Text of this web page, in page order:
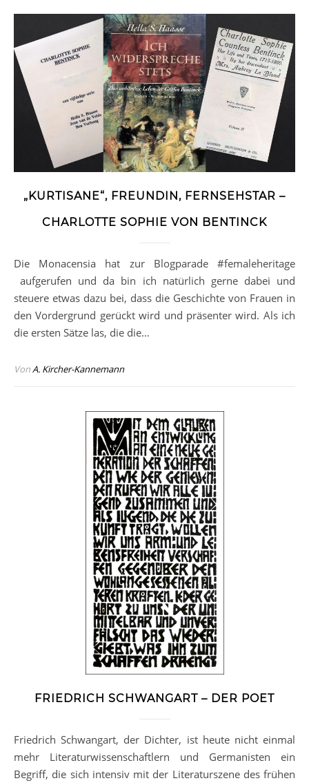
„KURTISANE“, FREUNDIN, FERNSEHSTAR –
CHARLOTTE SOPHIE VON BENTINCK
Die Monacensia hat zur Blogparade #femaleheritage
aufgerufen und da bin ich natürlich gerne dabei und
steuere etwas dazu bei, dass die Geschichte von Frauen in
den Vordergrund gerückt wird und präsenter wird. Als ich
die ersten Sätze las, die die…
VonA. Kircher-Kannemann
FRIEDRICH SCHWANGART – DER POET
Friedrich Schwangart, der Dichter, ist heute nicht einmal
mehr Literaturwissenschaftlern und Germanisten ein
Begriff, die sich intensiv mit der Literaturszene des frühen